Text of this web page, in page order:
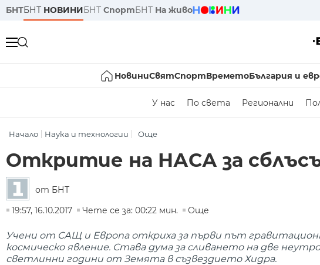
БНТБНТ НОВИНИБНТ СпортБНТ На живо
НовиниСвятСпортВреметоБългария и
У нас По света Регионални
Начало Наука и технологии Още
Откритие на НАСА за
от БНТ
19:57, 16.10.2017
Чете се за: 00:22 мин. Още
Учени от САЩ и Европа откриха за първи път
космическо явление. Става дума за сливането на две
светлинни години от Земята в съзвездието Хидра.